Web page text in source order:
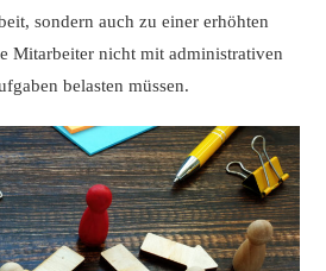
sondern auch zu einer erhöhten
Mitarbeiter nicht mit administrativen
belasten müssen.